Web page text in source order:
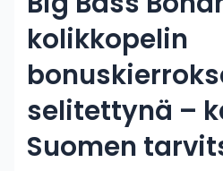
kolikkopelin
selitettynä –
Suomen